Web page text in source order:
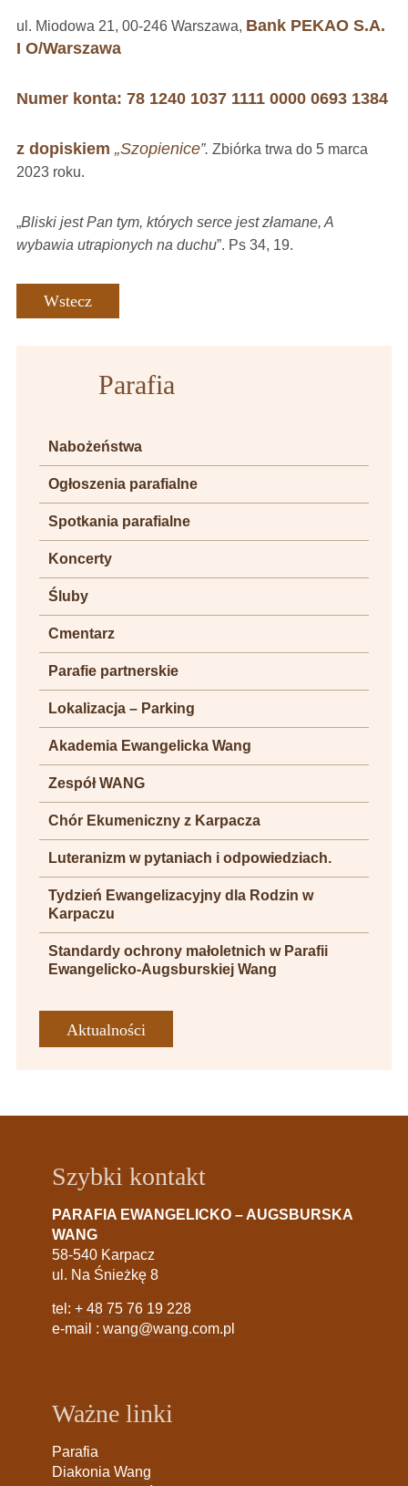
ul. Miodowa 21, 00-246 Warszawa, Bank PEKAO S.A.
I O/Warszawa
Numer konta: 78 1240 1037 1111 0000 0693 1384
z dopiskiem „Szopienice”. Zbiórka trwa do 5 marca
2023 roku.
„Bliski jest Pan tym, których serce jest złamane, A
wybawia utrapionych na duchu”. Ps 34, 19.
Wstecz
Parafia
Nabożeństwa
Ogłoszenia parafialne
Spotkania parafialne
Koncerty
Śluby
Cmentarz
Parafie partnerskie
Lokalizacja – Parking
Akademia Ewangelicka Wang
Zespół WANG
Chór Ekumeniczny z Karpacza
Luteranizm w pytaniach i odpowiedziach.
Tydzień Ewangelizacyjny dla Rodzin w
Karpaczu
Standardy ochrony małoletnich w Parafii
Ewangelicko-Augsburskiej Wang
Aktualności
Szybki kontakt
PARAFIA EWANGELICKO – AUGSBURSKA
WANG
58-540 Karpacz
ul. Na Śnieżkę 8
tel: + 48 75 76 19 228
e-mail : wang@wang.com.pl
Ważne linki
Parafia
Diakonia Wang